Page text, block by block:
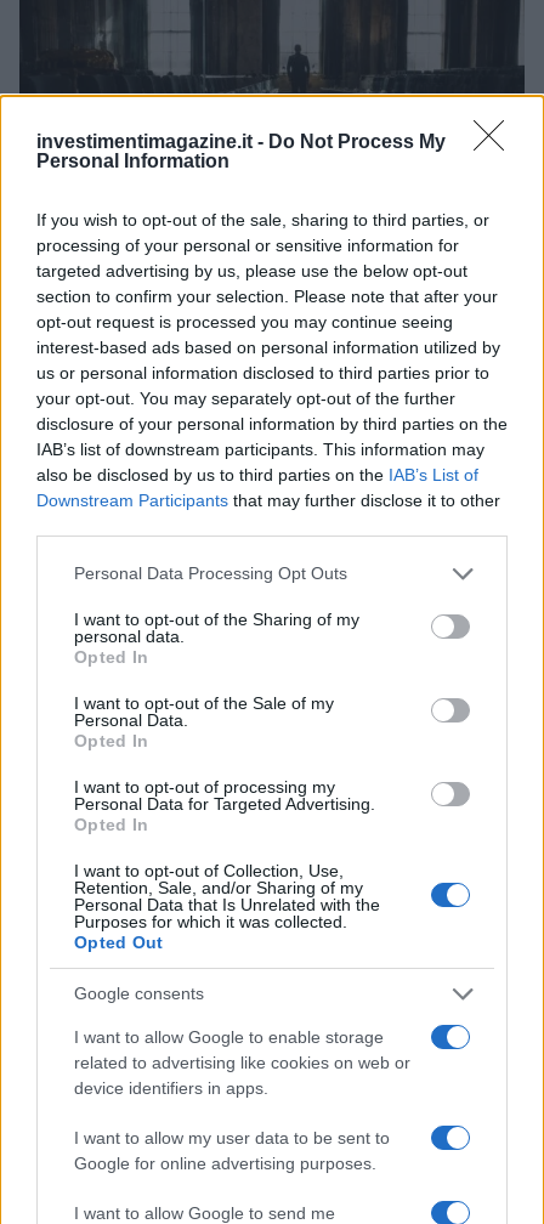
investimentimagazine.it - Do Not Process My
Personal Information
If you wish to opt-out of the sale, sharing to third parties, or
processing of your personal or sensitive information for
targeted advertising by us, please use the below opt-out
section to confirm your selection. Please note that after your
opt-out request is processed you may continue seeing
interest-based ads based on personal information utilized by
us or personal information disclosed to third parties prior to
your opt-out. You may separately opt-out of the further
disclosure of your personal information by third parties on the
IAB’s list of downstream participants. This information may
also be disclosed by us to third parties on the IAB’s List of
Downstream Participants that may further disclose it to other
Please note that this website/app uses one or more Google
not limited to your visit or usage behaviour. You may click to
grant or deny consent to Google and its third-party tags to
use your data for below specified purposes in below Google
consent section.
Personal Data Processing Opt Outs
I want to opt-out of the Sharing of my
personal data.
Opted In
I want to opt-out of the Sale of my
Personal Data.
Opted In
I want to opt-out of processing my
Personal Data for Targeted Advertising.
Opted In
I want to opt-out of Collection, Use,
Retention, Sale, and/or Sharing of my
Personal Data that Is Unrelated with the
Purposes for which it was collected.
Opted Out
Google consents
I want to allow Google to enable storage
related to advertising like cookies on web or
device identifiers in apps.
I want to allow my user data to be sent to
Google for online advertising purposes.
I want to allow Google to send me
Governo e opposizione in contrasto: le accuse di Conte sulle
mascherine contraffatte
Francesca Galli · 7 Ago 2026
FINANZA
Cash management personale con il sistema a bucket: guida
Niccolò Conforti · 7 Ago 2026
QUOTAZIONI CRYPTO
Nome
Gold (Terra
(PAXG)
Kinza Babylon Staked
$83,270.00